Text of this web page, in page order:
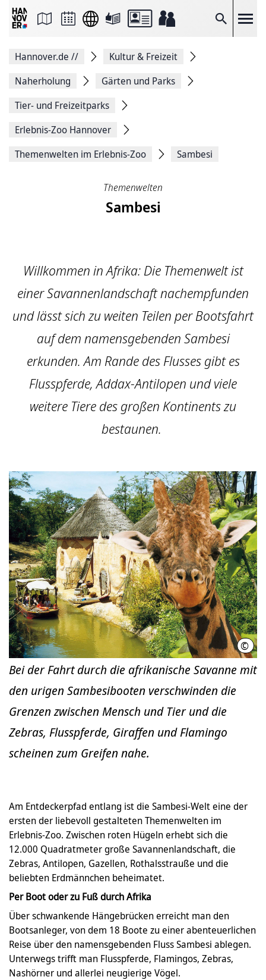
Suche
Seite
Facebook
teilen
Seitenlink
Seite
Hannover.de //
Kultur & Freizeit
Naherholung
Gärten und Parks
Tier- und Freizeitparks
Erlebnis-Zoo Hannover
Themenwelten im Erlebnis-Zoo
Sambesi
Themenwelten
Sambesi
Willkommen in Afrika: Die Themenwelt ist
einer Savannenlandschaft nachempfunden
und lässt sich zu weiten Teilen per Bootsfahrt
auf dem namensgebenden Sambesi
erkunden. Am Rande des Flusses gibt es
Flusspferde, Addax-Antilopen und viele
weitere Tiere des großen Kontinents zu
bestaunen.
©
Bei der Fahrt durch die afrikanische Savanne mit
den urigen Sambesibooten verschwinden die
Grenzen zwischen Mensch und Tier und die
Zebras, Flusspferde, Giraffen und Flamingo
scheinen zum Greifen nahe.
Am Entdeckerpfad entlang ist die Sambesi-Welt eine der
ersten der liebevoll gestalteten Themenwelten im
Erlebnis-Zoo. Zwischen roten Hügeln erhebt sich die
12.000 Quadratmeter große Savannenlandschaft, die
Zebras, Antilopen, Gazellen, Rothalsstrauße und die
beliebten Erdmännchen beheimatet.
Per Boot oder zu Fuß durch Afrika
Über schwankende Hängebrücken erreicht man den
Bootsanleger, von dem 18 Boote zu einer abenteuerlichen
Reise über den namensgebenden Fluss Sambesi ablegen.
Unterwegs trifft man Flusspferde, Flamingos, Zebras,
Nashörner und allerlei neugierige Vögel.